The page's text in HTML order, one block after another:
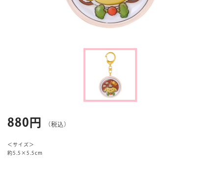
880円 （税込）
＜サイズ＞
約5.5×5.5cm